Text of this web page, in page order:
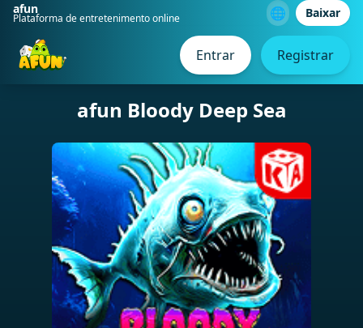
afun
Plataforma de entretenimento online 🌐 Baixar
Entrar Registrar
afun Bloody Deep Sea